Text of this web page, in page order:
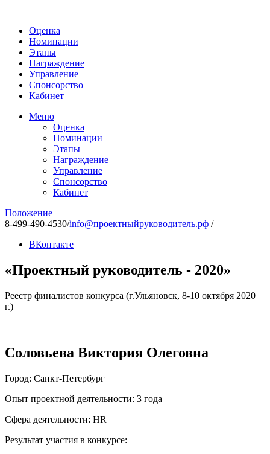
Оценка
Номинации
Этапы
Награждение
Управление
Спонсорство
Кабинет
Меню
Оценка
Номинации
Этапы
Награждение
Управление
Спонсорство
Кабинет
Положение
8-499-490-4530/info@проектныйруководитель.рф /
ВКонтакте
«Проектный руководитель - 2020»
Реестр финалистов конкурса (г.Ульяновск, 8-10 октября 2020
г.)
Соловьева Виктория Олеговна
Город: Санкт-Петербург
Опыт проектной деятельности: 3 года
Сфера деятельности: HR
Результат участия в конкурсе: